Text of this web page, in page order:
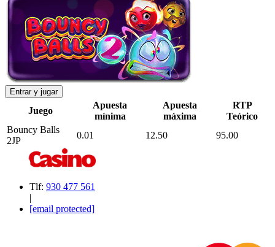
Entrar y jugar
Juego
Apuesta
mínima
Apuesta
máxima
RTP
Teórico
Bouncy Balls
2JP
0.01 12.50 95.00
Tlf: 930 477 561
|
[email protected]